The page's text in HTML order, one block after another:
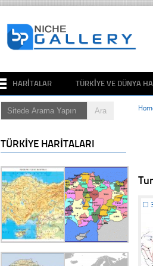
HARITALAR TÜRKIYE VE DÜNYA
☐
TÜRKIYE HARITALARI